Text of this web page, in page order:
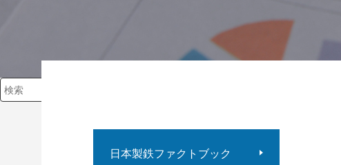
検索キーワード入力
日本製鉄ファクトブック